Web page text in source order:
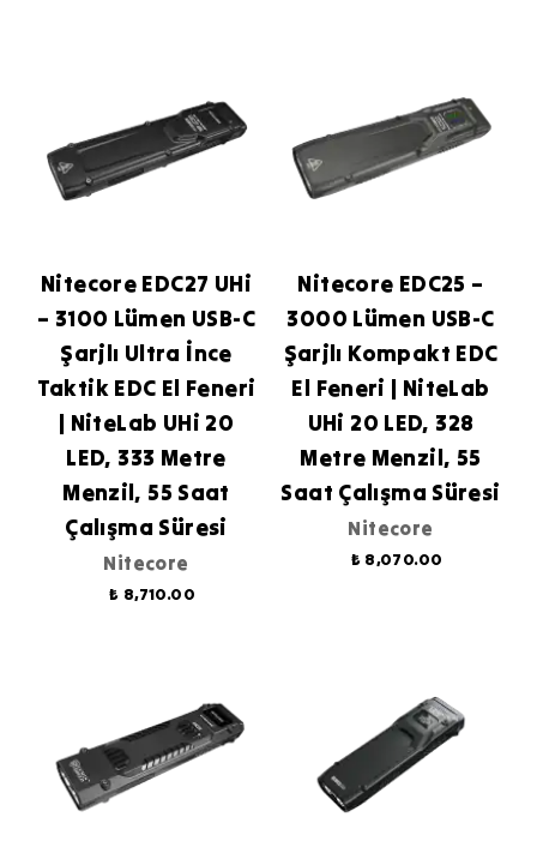
Nitecore EDC27 UHi
– 3100 Lümen USB-C
Şarjlı Ultra İnce
Taktik EDC El Feneri
| NiteLab UHi 20
LED, 333 Metre
Menzil, 55 Saat
Çalışma Süresi
Nitecore
₺ 8,710.00
Nitecore EDC25 –
3000 Lümen USB-C
Şarjlı Kompakt EDC
El Feneri | NiteLab
UHi 20 LED, 328
Metre Menzil, 55
Saat Çalışma Süresi
Nitecore
₺ 8,070.00